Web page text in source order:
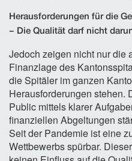
Herausforderungen für die
– Die Qualität darf nicht
Jedoch zeigen nicht nur die
Finanzlage des
die Spitäler im ganzen
Herausforderungen stehen.
Public mittels klarer
finanziellen Abgeltungen
Seit der Pandemie ist eine
Wettbewerbs spürbar.